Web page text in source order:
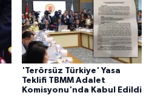
'Terörsüz Türkiye' Yasa
Teklifi TBMM Adalet
Komisyonu'nda Kabul Edildi